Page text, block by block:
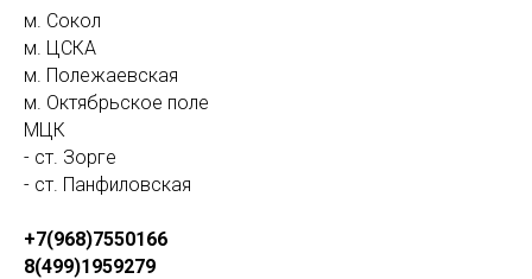
м. Сокол
м. ЦСКА
м. Полежаевская
м. Октябрьское поле
МЦК
- ст. Зорге
- ст. Панфиловская
+7(968)7550166
8(499)1959279